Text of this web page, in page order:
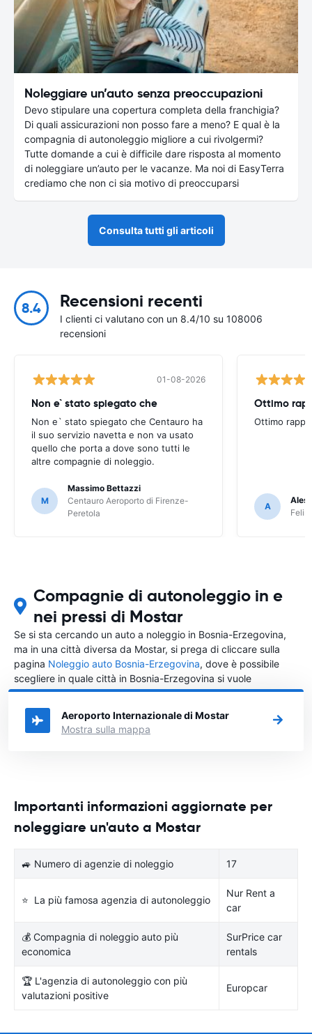
Noleggiare un’auto senza preoccupazioni
Devo stipulare una copertura completa della franchigia?
Di quali assicurazioni non posso fare a meno? E qual è la
compagnia di autonoleggio migliore a cui rivolgermi?
Tutte domande a cui è difficile dare risposta al momento
di noleggiare un’auto per le vacanze. Ma noi di EasyTerra
crediamo che non ci sia motivo di preoccuparsi
Consulta tutti gli articoli
8.4 Recensioni recenti
I clienti ci valutano con un 8.4/10 su 108006
recensioni
01-08-2026
Non e` stato spiegato che
Non e` stato spiegato che Centauro ha
il suo servizio navetta e non va usato
quello che porta a dove sono tutti le
altre compagnie di noleggio.
M
Massimo Bettazzi
Centauro Aeroporto di Firenze-
Peretola
Ottimo
Ottimo
A
Compagnie di autonoleggio in e
nei pressi di Mostar
Se si sta cercando un auto a noleggio in Bosnia-Erzegovina,
ma in una città diversa da Mostar, si prega di cliccare sulla
pagina Noleggio auto Bosnia-Erzegovina, dove è possibile
scegliere in quale città in Bosnia-Erzegovina si vuole
noleggiare l'auto.
Aeroporto Internazionale di Mostar
Mostra sulla mappa
Importanti informazioni aggiornate per
noleggiare un'auto a Mostar
🚙 Numero di agenzie di noleggio 17
⭐ La più famosa agenzia di autonoleggio
Nur Rent a
car
💰 Compagnia di noleggio auto più
economica
SurPrice car
rentals
🏆 L'agenzia di autonoleggio con più
valutazioni positive
Europcar